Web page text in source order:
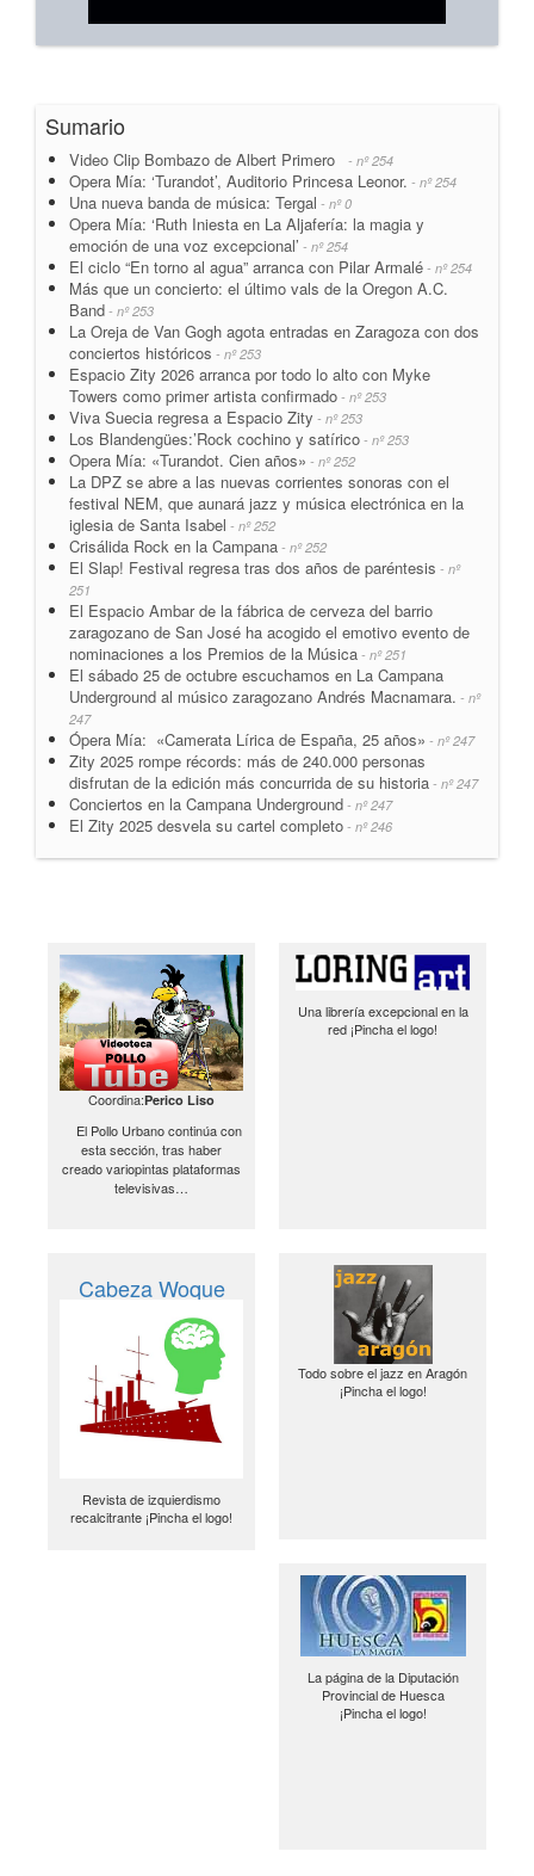
Sumario
Video Clip Bombazo de Albert Primero - nº 254
Opera Mía: ‘Turandot’, Auditorio Princesa Leonor. - nº 254
Una nueva banda de música: Tergal - nº 0
Opera Mía: ‘Ruth Iniesta en La Aljafería: la magia y
emoción de una voz excepcional’ - nº 254
El ciclo “En torno al agua” arranca con Pilar Armalé - nº 254
Más que un concierto: el último vals de la Oregon A.C.
Band - nº 253
La Oreja de Van Gogh agota entradas en Zaragoza con dos
conciertos históricos - nº 253
Espacio Zity 2026 arranca por todo lo alto con Myke
Towers como primer artista confirmado - nº 253
Viva Suecia regresa a Espacio Zity - nº 253
Los Blandengües:’Rock cochino y satírico - nº 253
Opera Mía: «Turandot. Cien años» - nº 252
La DPZ se abre a las nuevas corrientes sonoras con el
festival NEM, que aunará jazz y música electrónica en la
iglesia de Santa Isabel - nº 252
Crisálida Rock en la Campana - nº 252
El Slap! Festival regresa tras dos años de paréntesis - nº
251
El Espacio Ambar de la fábrica de cerveza del barrio
zaragozano de San José ha acogido el emotivo evento de
nominaciones a los Premios de la Música - nº 251
El sábado 25 de octubre escuchamos en La Campana
Underground al músico zaragozano Andrés Macnamara. - nº
247
Ópera Mía: «Camerata Lírica de España, 25 años» - nº 247
Zity 2025 rompe récords: más de 240.000 personas
disfrutan de la edición más concurrida de su historia - nº 247
Conciertos en la Campana Underground - nº 247
El Zity 2025 desvela su cartel completo - nº 246
Coordina:Perico Liso
El Pollo Urbano continúa con
esta sección, tras haber
creado variopintas plataformas
televisivas…
Una librería excepcional en la
red ¡Pincha el logo!
Cabeza Woque
Revista de izquierdismo
recalcitrante ¡Pincha el logo!
Todo sobre el jazz en Aragón
¡Pincha el logo!
La página de la Diputación
Provincial de Huesca
¡Pincha el logo!